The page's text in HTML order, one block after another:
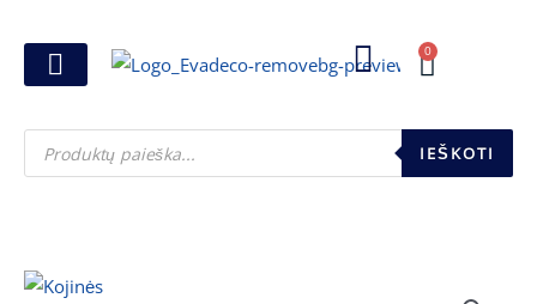
prie
turinio
0
Cart
Products
search IEŠKOTI